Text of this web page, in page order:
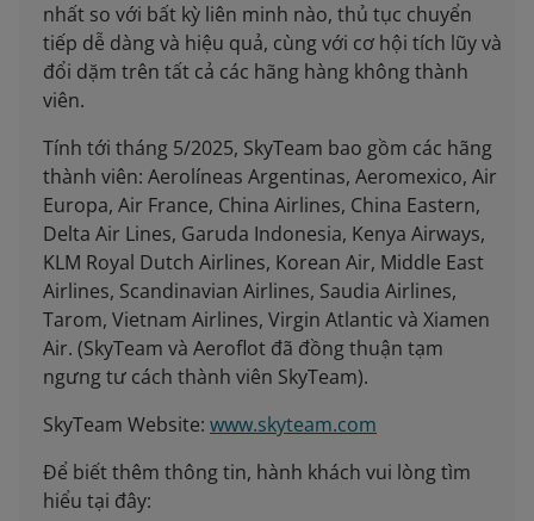
nhất so với bất kỳ liên minh nào, thủ tục chuyển
tiếp dễ dàng và hiệu quả, cùng với cơ hội tích lũy và
đổi dặm trên tất cả các hãng hàng không thành
viên.
Tính tới tháng 5/2025, SkyTeam bao gồm các hãng
thành viên: Aerolíneas Argentinas, Aeromexico, Air
Europa, Air France, China Airlines, China Eastern,
Delta Air Lines, Garuda Indonesia, Kenya Airways,
KLM Royal Dutch Airlines, Korean Air, Middle East
Airlines, Scandinavian Airlines, Saudia Airlines,
Tarom, Vietnam Airlines, Virgin Atlantic và Xiamen
Air. (SkyTeam và Aeroflot đã đồng thuận tạm
ngưng tư cách thành viên SkyTeam).
SkyTeam Website: www.skyteam.com
Để biết thêm thông tin, hành khách vui lòng tìm
hiểu tại đây: